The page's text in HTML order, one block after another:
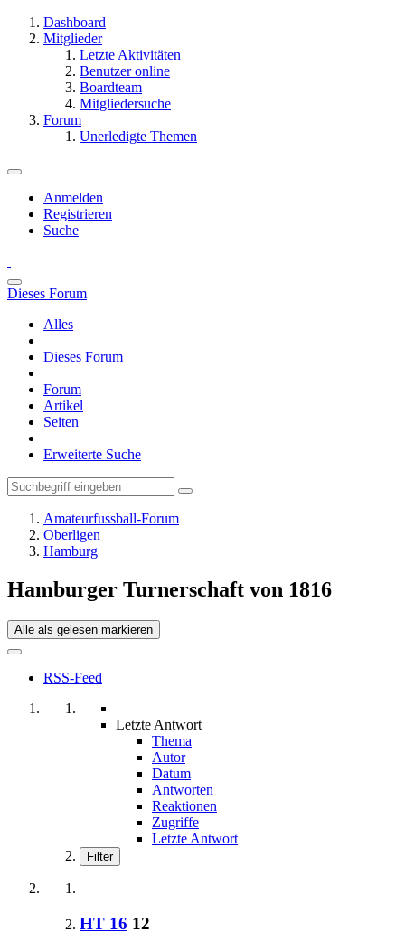
Dashboard
Mitglieder
Letzte Aktivitäten
Benutzer online
Boardteam
Mitgliedersuche
Forum
Unerledigte Themen
Anmelden
Registrieren
Suche
Dieses Forum
Alles
Dieses Forum
Forum
Artikel
Seiten
Erweiterte Suche
Amateurfussball-Forum
Oberligen
Hamburg
Hamburger Turnerschaft von 1816
Alle als gelesen markieren
RSS-Feed
Letzte Antwort
Thema
Autor
Datum
Antworten
Reaktionen
Zugriffe
Letzte Antwort
Filter
HT 16 12